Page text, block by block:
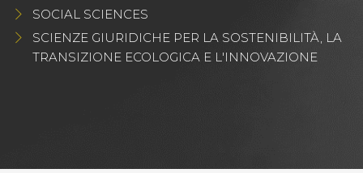
SOCIAL SCIENCES
SCIENZE GIURIDICHE PER LA SOSTENIBILITÀ, LA
TRANSIZIONE ECOLOGICA E L'INNOVAZIONE